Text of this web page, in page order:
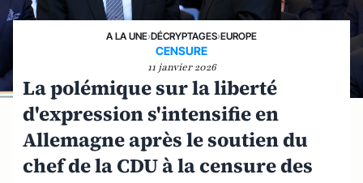
A LA UNE›DÉCRYPTAGES›EUROPE
CENSURE
11 janvier 2026
La polémique sur la liberté
d'expression s'intensifie en
Allemagne après le soutien du
chef de la CDU à la censure des